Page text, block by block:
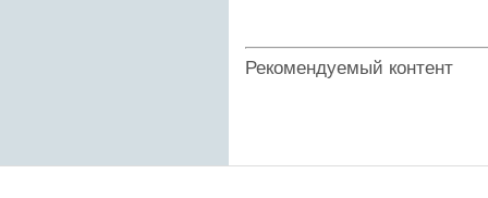
Рекомендуемый контент